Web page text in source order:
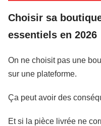
Choisir sa
essentiels en 2026
On ne choisit pas une
sur une plateforme.
Ça peut avoir des
Et si la pièce livrée ne